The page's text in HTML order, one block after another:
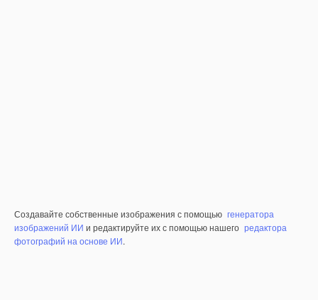
Создавайте собственные изображения с помощью генератора
изображений ИИ и редактируйте их с помощью нашего редактора
фотографий на основе ИИ.